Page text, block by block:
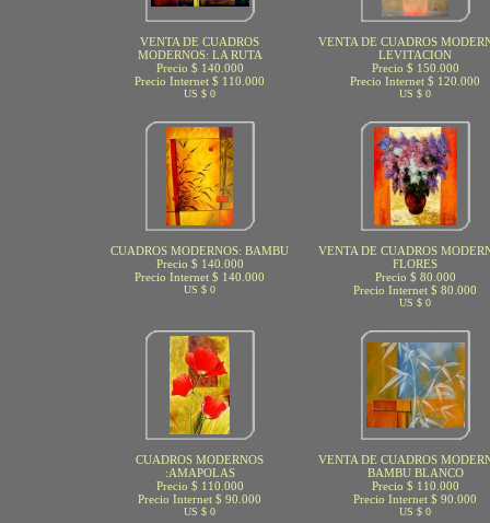
VENTA DE CUADROS
MODERNOS: LA RUTA
Precio $ 140.000
Precio Internet $ 110.000
US $ 0
VENTA DE CUADROS
LEVITACION
Precio $ 150.000
Precio Internet $ 120.000
US $ 0
CUADROS MODERNOS: BAMBU
Precio $ 140.000
Precio Internet $ 140.000
US $ 0
VENTA DE CUADROS
FLORES
Precio $ 80.000
Precio Internet $ 80.000
US $ 0
CUADROS MODERNOS
:AMAPOLAS
Precio $ 110.000
Precio Internet $ 90.000
US $ 0
VENTA DE CUADROS
BAMBU BLANCO
Precio $ 110.000
Precio Internet $ 90.000
US $ 0